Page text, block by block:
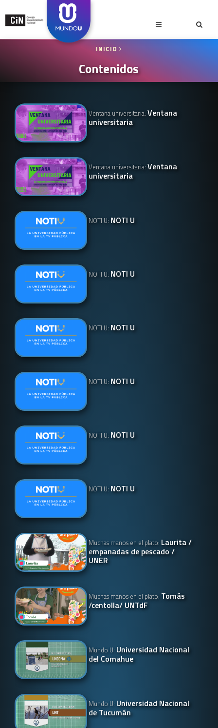
INICIO
Contenidos
Ventana universitaria:Ventana
universitaria
Ventana universitaria:Ventana
universitaria
NOTI U: NOTI U
NOTI U: NOTI U
NOTI U: NOTI U
NOTI U: NOTI U
NOTI U: NOTI U
NOTI U: NOTI U
Muchas manos en el plato: Laurita /
empanadas de pescado /
UNER
Muchas manos en el plato: Tomás
/centolla/ UNTdF
Mundo U: Universidad Nacional
del Comahue
Mundo U: Universidad Nacional
de Tucumán